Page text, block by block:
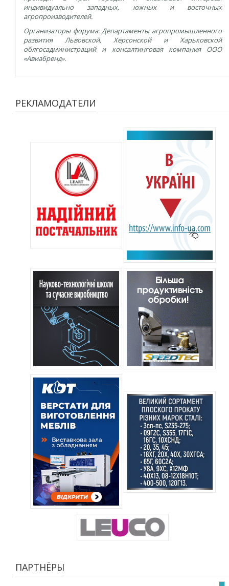
индивидуально западных, южных и восточных
агропроизводителей.
Организаторы форума: Департаменты агропромышленного
развития Львовской, Херсонской и Харьковской
облгосадминистраций и консалтинговая компания ООО
«Авиабренд».
РЕКЛАМОДАТЕЛИ
ПАРТНЁРЫ